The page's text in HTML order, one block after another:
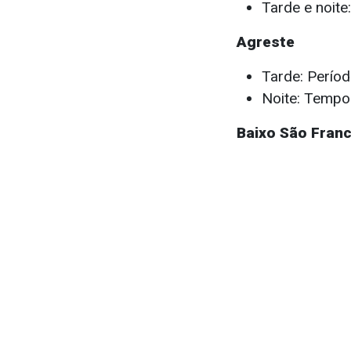
Tarde e
Agreste
Tarde:
Noite:
Baixo São